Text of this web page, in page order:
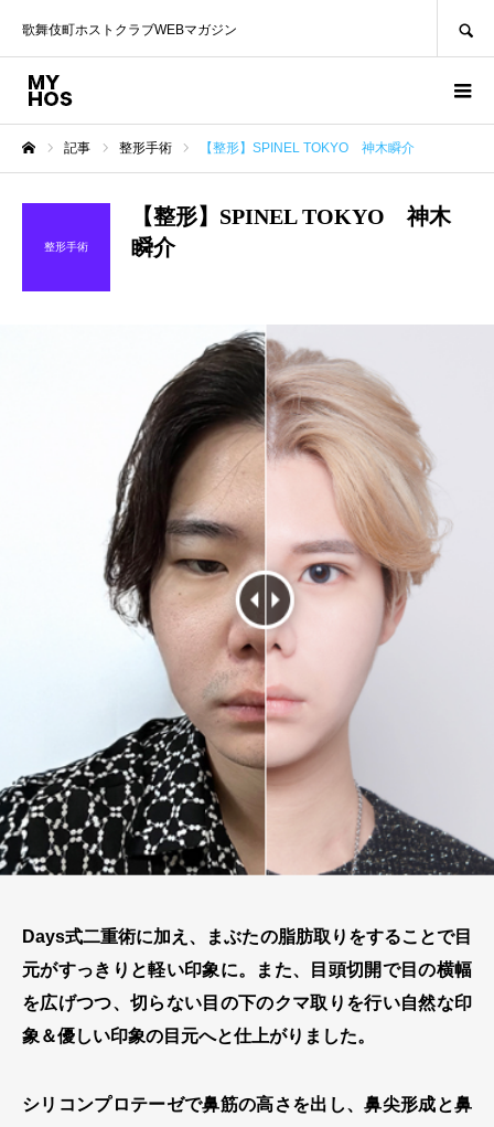
歌舞伎町ホストクラブWEBマガジン
記事 整形手術 【整形】SPINEL TOKYO 神木瞬介
整形手術
【整形】SPINEL TOKYO 神木
瞬介
Days式二重術に加え、まぶたの脂肪取りをすることで目
元がすっきりと軽い印象に。また、目頭切開で目の横幅
を広げつつ、切らない目の下のクマ取りを行い自然な印
象＆優しい印象の目元へと仕上がりました。
シリコンプロテーゼで鼻筋の高さを出し、鼻尖形成と鼻